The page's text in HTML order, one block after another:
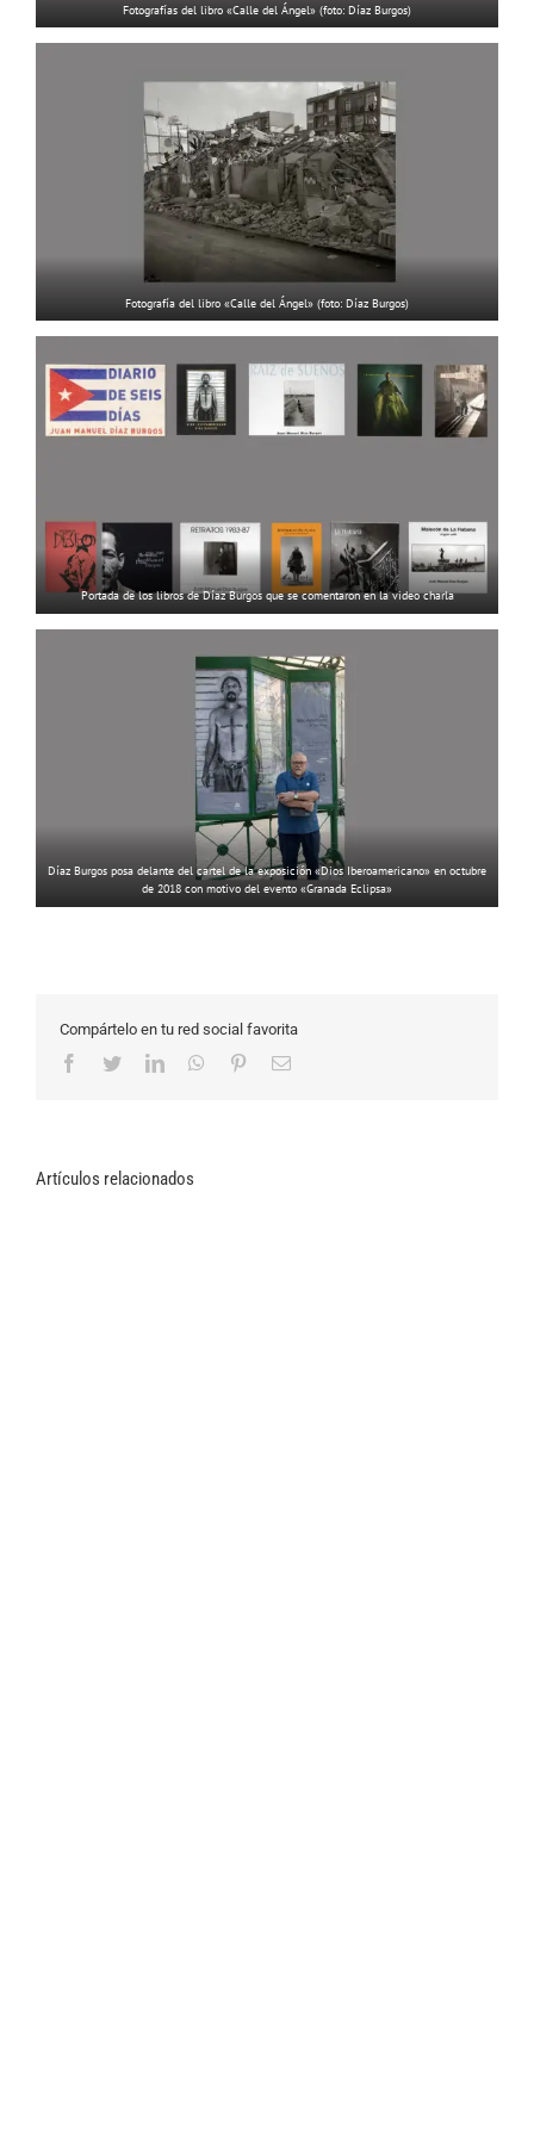
Fotografías del libro «Calle del Ángel» (foto: Díaz Burgos)
Fotografía del libro «Calle del Ángel» (foto: Díaz Burgos)
Portada de los libros de Díaz Burgos que se comentaron en la video charla
Díaz Burgos posa delante del cartel de la exposición «Dios Iberoamericano» en octubre
de 2018 con motivo del evento «Granada Eclipsa»
Compártelo en tu red social favorita
Facebook
TwitterLinkedInWhatsApp
PinterestCorreo
Artículos relacionados